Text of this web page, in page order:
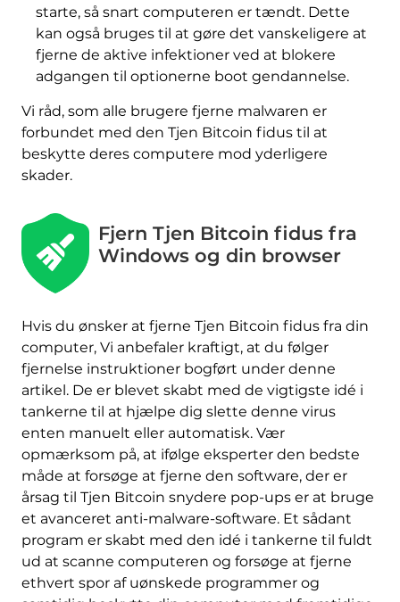
starte, så snart computeren er tændt. Dette
kan også bruges til at gøre det vanskeligere at
fjerne de aktive infektioner ved at blokere
adgangen til optionerne boot gendannelse.
Vi råd, som alle brugere fjerne malwaren er
forbundet med den Tjen Bitcoin fidus til at
beskytte deres computere mod yderligere
skader.
Fjern Tjen Bitcoin fidus fra
Windows og din browser
Hvis du ønsker at fjerne Tjen Bitcoin fidus fra din
computer, Vi anbefaler kraftigt, at du følger
fjernelse instruktioner bogført under denne
artikel. De er blevet skabt med de vigtigste idé i
tankerne til at hjælpe dig slette denne virus
enten manuelt eller automatisk. Vær
opmærksom på, at ifølge eksperter den bedste
måde at forsøge at fjerne den software, der er
årsag til Tjen Bitcoin snydere pop-ups er at bruge
et avanceret anti-malware-software. Et sådant
program er skabt med den idé i tankerne til fuldt
ud at scanne computeren og forsøge at fjerne
ethvert spor af uønskede programmer og